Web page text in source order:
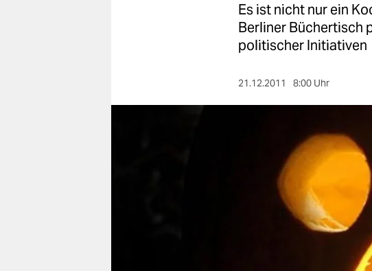
nord
Es ist nicht nur ein
Berliner Büchertisch
politischer Initiativen
21.12.2011 8:00 Uhr